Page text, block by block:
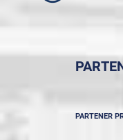
PARTENER